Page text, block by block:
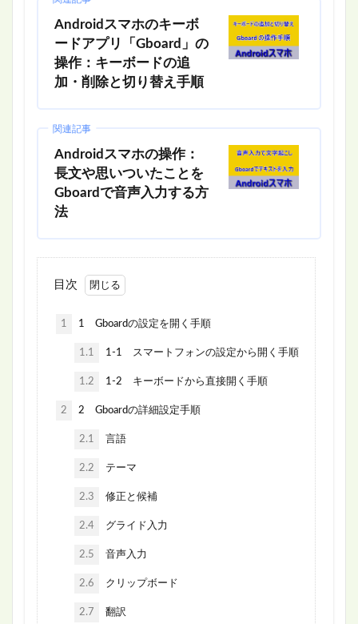
Androidスマホのキーボ
ードアプリ「Gboard」の
操作：キーボードの追
加・削除と切り替え手順
関連記事
Androidスマホの操作：
長文や思いついたことを
Gboardで音声入力する方
法
目次
1 1 Gboardの設定を開く手順
1.1 1-1 スマートフォンの設定から開く手順
1.2 1-2 キーボードから直接開く手順
2 2 Gboardの詳細設定手順
2.1 言語
2.2 テーマ
2.3 修正と候補
2.4 グライド入力
2.5 音声入力
2.6 クリップボード
2.7 翻訳